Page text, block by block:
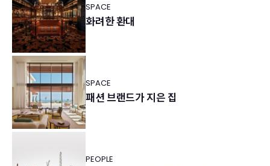
SPACE
화려한 환대
SPACE
패션 브랜드가 지은 집
PEOPLE